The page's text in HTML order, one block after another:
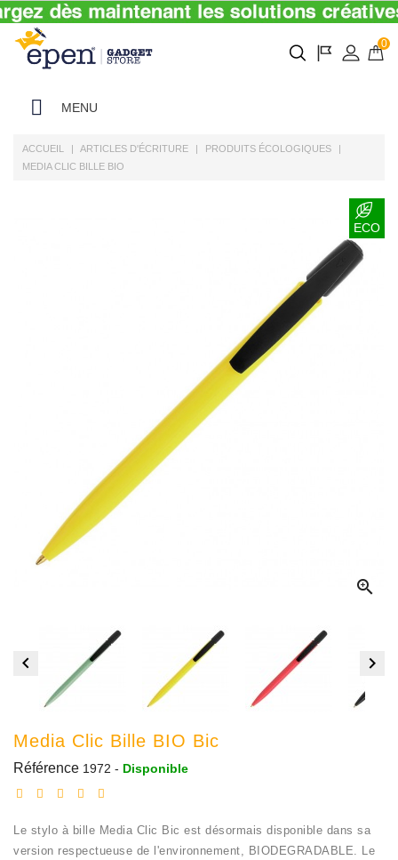
0
MENU
ACCUEIL ARTICLES D'ÉCRITURE
PRODUITS ÉCOLOGIQUES
MEDIA CLIC BILLE BIO

ECO
 
Media Clic Bille BIO Bic
Référence 1972 - Disponible
Le stylo à bille Media Clic Bic est désormais disponible dans sa
version respectueuse de l'environnement, BIODEGRADABLE. Le